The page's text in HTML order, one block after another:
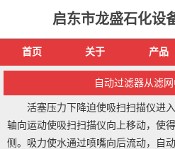
启东市龙盛石化设
首页 关于 产品
自动过滤器从滤
活塞压力下降迫使吸扫扫描仪进
轴向运动使吸扫扫描仪向上移动，使
侧。吸力使水通过喷嘴向后流动，自